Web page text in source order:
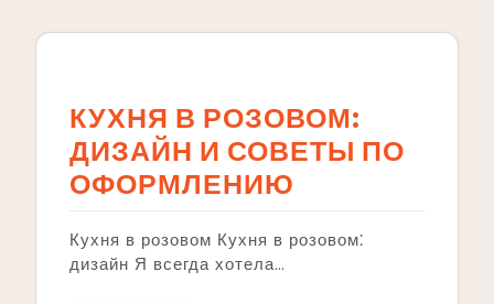
КУХНЯ В РОЗОВОМ:
ДИЗАЙН И СОВЕТЫ ПО
ОФОРМЛЕНИЮ
Кухня в розовом Кухня в розовом⁚
дизайн Я всегда хотела…